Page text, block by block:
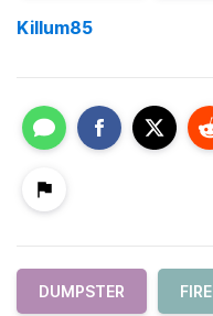
Killum85
DUMPSTER FIRE